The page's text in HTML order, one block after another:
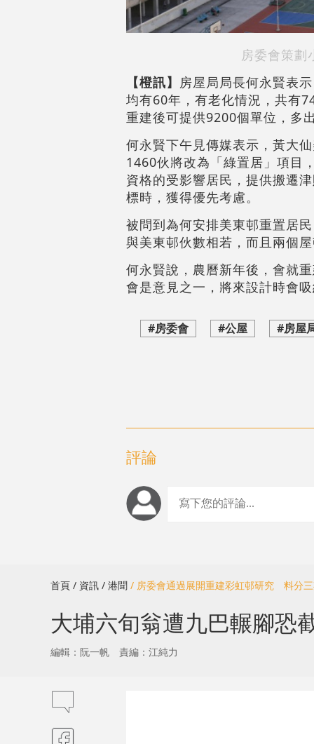
房委會策劃
【橙訊】 房屋局局長何永賢表
均有60年，有老化情況，共有
重建後可提供9200個單位，多
何永賢下午見傳媒表示，黃大
1460伙將改為「綠置居」項目
資格的受影響居民，提供搬遷
標時，獲得優先考慮。
被問到為何安排美東邨重置居
與美東邨伙數相若，而且兩個
何永賢說，農曆新年後，會就
會是意見之一，將來設計時會
#房委會 #公屋 #房屋
評論
首頁 / 資訊 / 港聞 / 房委會通過展開重建彩虹邨研究 料分
大埔六旬翁遭九巴輾腳
編輯：阮一帆 責編：江純力